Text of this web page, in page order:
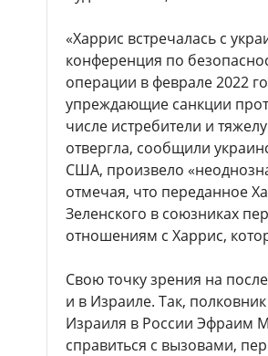
«Харрис встречалась с
конференция по
операции в феврале 2022
упреждающие санкции
числе истребители и
отвергла, сообщили
США, произвело
отмечая, что переданное
Зеленского в союзниках
отношениям с Харрис,
Свою точку зрения на
и в Израиле. Так,
Израиля в России Эфраим
справиться с вызовами,